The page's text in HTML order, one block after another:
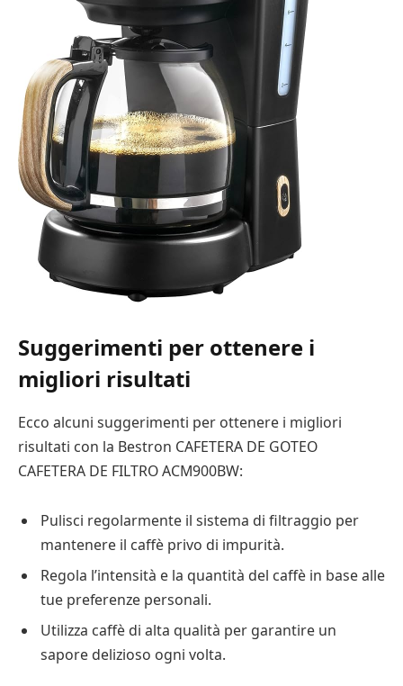
Suggerimenti per ottenere i
migliori risultati
Ecco alcuni suggerimenti per ottenere i migliori
risultati con la Bestron CAFETERA DE GOTEO
CAFETERA DE FILTRO ACM900BW:
Pulisci regolarmente il sistema di filtraggio per
mantenere il caffè privo di impurità.
Regola l’intensità e la quantità del caffè in base alle
tue preferenze personali.
Utilizza caffè di alta qualità per garantire un
sapore delizioso ogni volta.